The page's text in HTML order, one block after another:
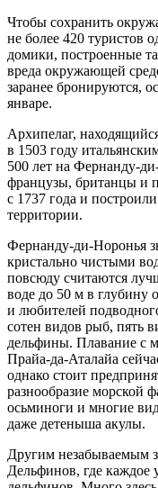
Чтобы сохранить
не более 420
домики, построенные
вреда окружающей
заранее бронируются,
январе.
Архипелаг,
в 1503 году
500 лет на Фернанду-
французы, британцы и
с 1737 года и
территории.
Фернанду-ди-Норонья
кристально чистыми
повсюду считаются
воде до 50 м в глубину
и любителей
сотен видов рыб, пять
дельфины. Плавание с
Прайа-да-Аталайа
однако стоит
разнообразие морской
осьминоги и многие
даже детеныша акулы.
Другим незабываемым
Дельфинов, где каждое